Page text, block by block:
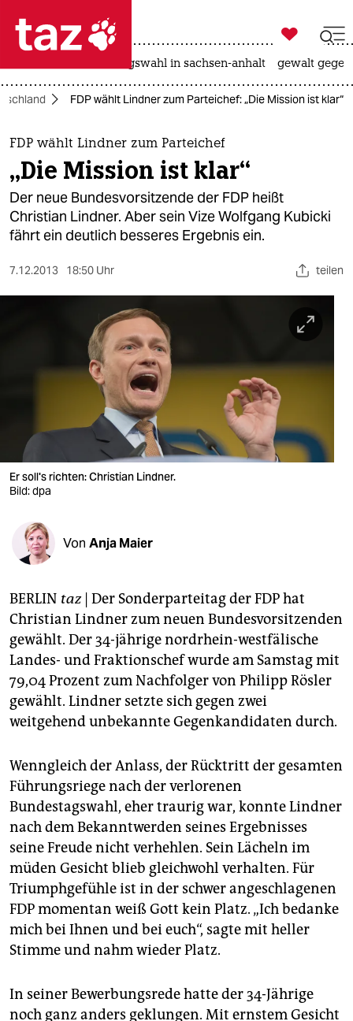
 taz zahl ich
taz zahl ich
themen
politik
öko
wahrheit
verlag
verlag
veranstaltungen
shop
unterstützen
abo
genossenschaft
epaper login

taz zahl ich
landtagswahl in sachsen-anhalt gewalt
FDP wählt Lindner zum Parteichef: „Die Mission ist klar“
FDP wählt Lindner zum Parteichef
„Die Mission ist klar“
Der neue Bundesvorsitzende der FDP heißt
Christian Lindner. Aber sein Vize Wolfgang Kubicki
fährt ein deutlich besseres Ergebnis ein.
7.12.2013 18:50 Uhr teilen
Er soll's richten: Christian Lindner.
Bild: dpa
Von Anja Maier
BERLIN taz| Der Sonderparteitag der FDP hat
Christian Lindner zum neuen Bundesvorsitzenden
gewählt. Der 34-jährige nordrhein-westfälische
Landes- und Fraktionschef wurde am Samstag mit
79,04 Prozent zum Nachfolger von Philipp Rösler
gewählt. Lindner setzte sich gegen zwei
weitgehend unbekannte Gegenkandidaten durch.
Wenngleich der Anlass, der Rücktritt der gesamten
Führungsriege nach der verlorenen
Bundestagswahl, eher traurig war, konnte Lindner
nach dem Bekanntwerden seines Ergebnisses
seine Freude nicht verhehlen. Sein Lächeln im
müden Gesicht blieb gleichwohl verhalten. Für
Triumphgefühle ist in der schwer angeschlagenen
FDP momentan weiß Gott kein Platz. „Ich bedanke
mich bei Ihnen und bei euch“, sagte mit heller
Stimme und nahm wieder Platz.
In seiner Bewerbungsrede hatte der 34-Jährige
noch ganz anders geklungen. Mit ernstem Gesicht